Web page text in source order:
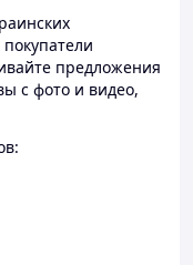
предложения
с фото и видео,